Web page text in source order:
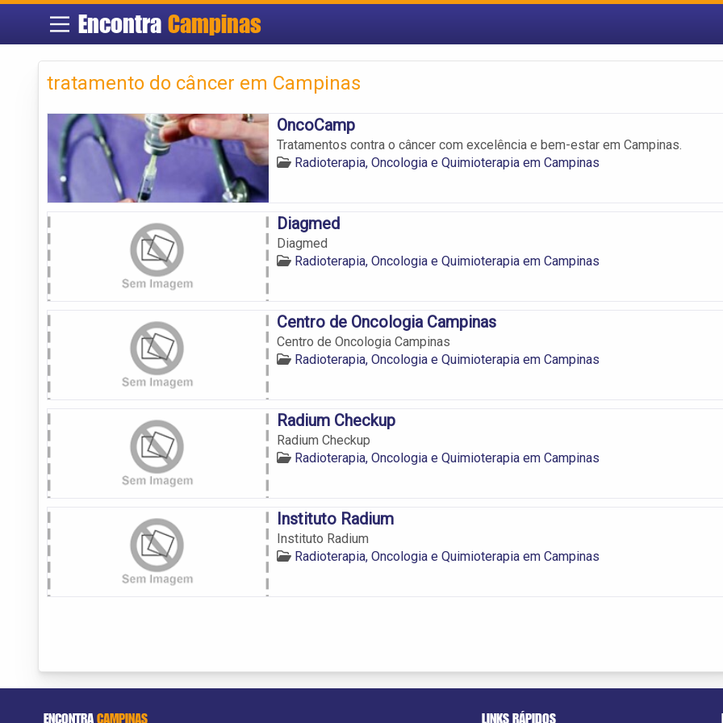
EncontraCampinas
tratamento do câncer em Campinas
OncoCamp
Tratamentos contra o câncer com excelência e bem-estar em Campinas.
Radioterapia, Oncologia e Quimioterapia em Campinas
Diagmed
Diagmed
Radioterapia, Oncologia e Quimioterapia em Campinas
Centro de Oncologia Campinas
Centro de Oncologia Campinas
Radioterapia, Oncologia e Quimioterapia em Campinas
Radium Checkup
Radium Checkup
Radioterapia, Oncologia e Quimioterapia em Campinas
Instituto Radium
Instituto Radium
Radioterapia, Oncologia e Quimioterapia em Campinas
ENCONTRACAMPINAS LINKS RÁPIDOS